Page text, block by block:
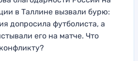
в Таллине вызвали бурю:
допросила футболиста, а
его на матче. Что